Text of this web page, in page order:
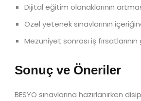
Dijital eğitim olanaklarının
Özel yetenek sınavlarının
Mezuniyet sonrası iş
Sonuç ve Öneriler
BESYO sınavlarına hazırlanırken